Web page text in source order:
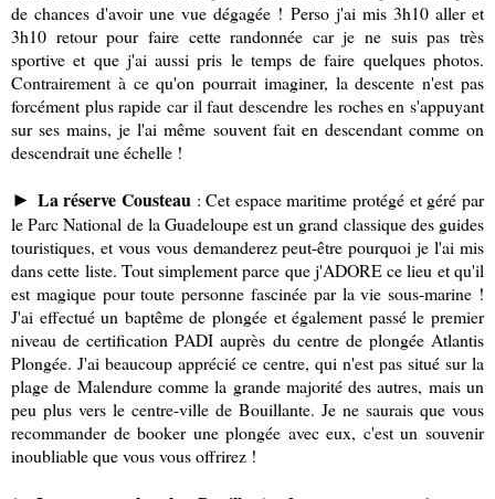
de chances d'avoir une vue dégagée ! Perso j'ai mis 3h10 aller et
3h10 retour pour faire cette randonnée car je ne suis pas très
sportive et que j'ai aussi pris le temps de faire quelques photos.
Contrairement à ce qu'on pourrait imaginer, la descente n'est pas
forcément plus rapide car il faut descendre les roches en s'appuyant
sur ses mains, je l'ai même souvent fait en descendant comme on
descendrait une échelle !
► La réserve Cousteau : Cet espace maritime protégé et géré par
le Parc National de la Guadeloupe est un grand classique des guides
touristiques, et vous vous demanderez peut-être pourquoi je l'ai mis
dans cette liste. Tout simplement parce que j'ADORE ce lieu et qu'il
est magique pour toute personne fascinée par la vie sous-marine !
J'ai effectué un baptême de plongée et également passé le premier
niveau de certification PADI auprès du centre de plongée Atlantis
Plongée. J'ai beaucoup apprécié ce centre, qui n'est pas situé sur la
plage de Malendure comme la grande majorité des autres, mais un
peu plus vers le centre-ville de Bouillante. Je ne saurais que vous
recommander de booker une plongée avec eux, c'est un souvenir
inoubliable que vous vous offrirez !